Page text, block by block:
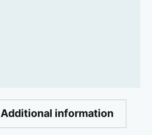
Additional information